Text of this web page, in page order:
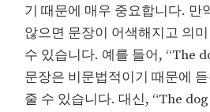
기 때문에 매우 중요합니다. 만
않으면 문장이 어색해지고 의
수 있습니다. 예를 들어, “The
문장은 비문법적이기 때문에
줄 수 있습니다. 대신, “The